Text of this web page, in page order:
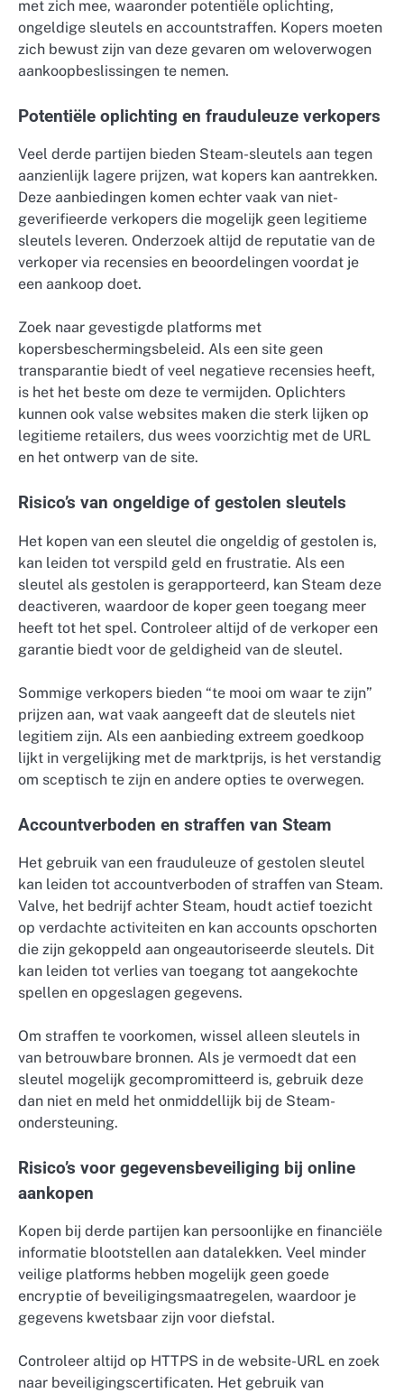
met zich mee, waaronder potentiële oplichting,
ongeldige sleutels en accountstraffen. Kopers moeten
zich bewust zijn van deze gevaren om weloverwogen
aankoopbeslissingen te nemen.
Potentiële oplichting en frauduleuze verkopers
Veel derde partijen bieden Steam-sleutels aan tegen
aanzienlijk lagere prijzen, wat kopers kan aantrekken.
Deze aanbiedingen komen echter vaak van niet-
geverifieerde verkopers die mogelijk geen legitieme
sleutels leveren. Onderzoek altijd de reputatie van de
verkoper via recensies en beoordelingen voordat je
een aankoop doet.
Zoek naar gevestigde platforms met
kopersbeschermingsbeleid. Als een site geen
transparantie biedt of veel negatieve recensies heeft,
is het het beste om deze te vermijden. Oplichters
kunnen ook valse websites maken die sterk lijken op
legitieme retailers, dus wees voorzichtig met de URL
en het ontwerp van de site.
Risico’s van ongeldige of gestolen sleutels
Het kopen van een sleutel die ongeldig of gestolen is,
kan leiden tot verspild geld en frustratie. Als een
sleutel als gestolen is gerapporteerd, kan Steam deze
deactiveren, waardoor de koper geen toegang meer
heeft tot het spel. Controleer altijd of de verkoper een
garantie biedt voor de geldigheid van de sleutel.
Sommige verkopers bieden “te mooi om waar te zijn”
prijzen aan, wat vaak aangeeft dat de sleutels niet
legitiem zijn. Als een aanbieding extreem goedkoop
lijkt in vergelijking met de marktprijs, is het verstandig
om sceptisch te zijn en andere opties te overwegen.
Accountverboden en straffen van Steam
Het gebruik van een frauduleuze of gestolen sleutel
kan leiden tot accountverboden of straffen van Steam.
Valve, het bedrijf achter Steam, houdt actief toezicht
op verdachte activiteiten en kan accounts opschorten
die zijn gekoppeld aan ongeautoriseerde sleutels. Dit
kan leiden tot verlies van toegang tot aangekochte
spellen en opgeslagen gegevens.
Om straffen te voorkomen, wissel alleen sleutels in
van betrouwbare bronnen. Als je vermoedt dat een
sleutel mogelijk gecompromitteerd is, gebruik deze
dan niet en meld het onmiddellijk bij de Steam-
ondersteuning.
Risico’s voor gegevensbeveiliging bij online
aankopen
Kopen bij derde partijen kan persoonlijke en financiële
informatie blootstellen aan datalekken. Veel minder
veilige platforms hebben mogelijk geen goede
encryptie of beveiligingsmaatregelen, waardoor je
gegevens kwetsbaar zijn voor diefstal.
Controleer altijd op HTTPS in de website-URL en zoek
naar beveiligingscertificaten. Het gebruik van